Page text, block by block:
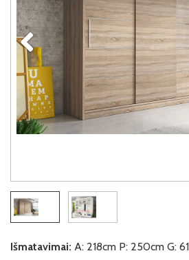
Išmatavimai: A: 218cm P: 250cm G: